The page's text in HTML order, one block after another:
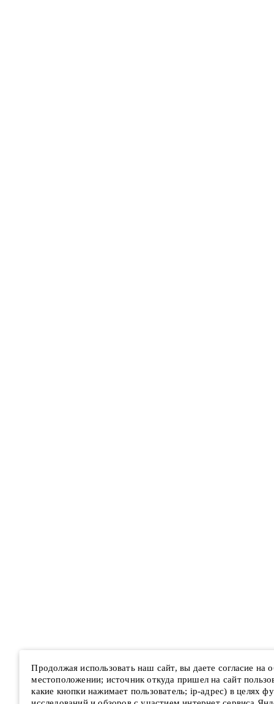
Продолжая использовать наш сайт, вы даете согласие на
местоположении; источник откуда пришел на сайт
какие кнопки нажимает пользователь; ip-адрес) в целях